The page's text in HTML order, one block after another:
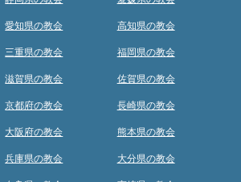
愛知県の教会
三重県の教会
滋賀県の教会
京都府の教会
大阪府の教会
兵庫県の教会
高知県の教会
福岡県の教会
佐賀県の教会
長崎県の教会
熊本県の教会
大分県の教会